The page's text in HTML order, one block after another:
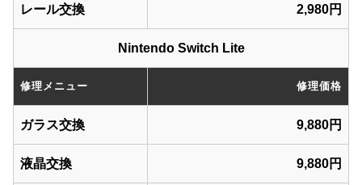
レール交換 2,980円
Nintendo Switch Lite
修理メニュー 修理価格
ガラス交換 9,880円
液晶交換 9,880円